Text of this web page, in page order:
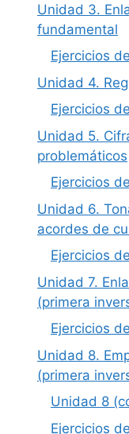
Unidad 3.
fundamental
Ejercicios
Unidad 4.
Ejercicios
Unidad 5.
problemáticos
Ejercicios
Unidad 6.
acordes de
Ejercicios
Unidad 7.
(primera
Ejercicios
Unidad 8.
(primera
Unidad 8
Ejercicios